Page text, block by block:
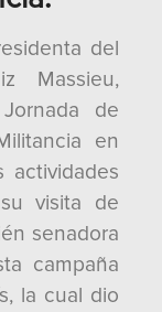
del
Massieu,
de
en
actividades
visita de
senadora
campaña
la cual dio